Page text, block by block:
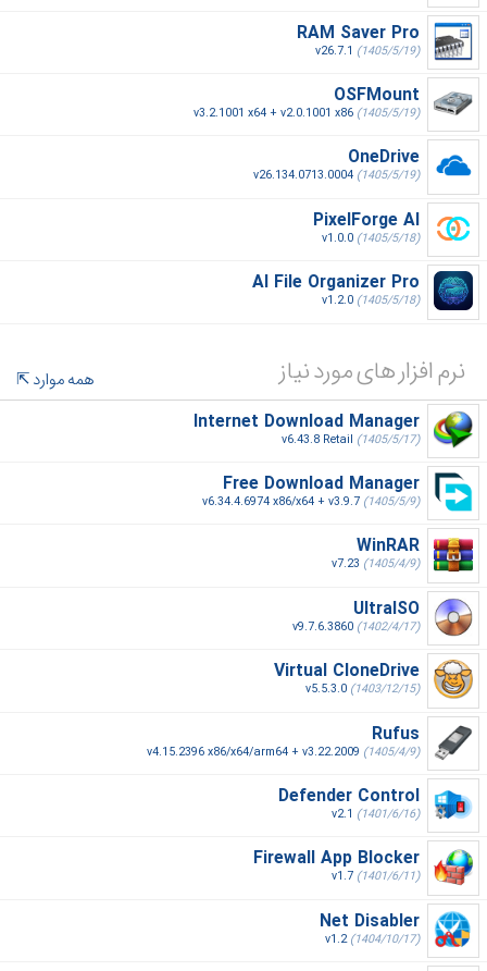
RAM Saver Pro
v26.7.1 (1405/5/19)
OSFMount
v3.2.1001 x64 + v2.0.1001 x86 (1405/5/19)
OneDrive
v26.134.0713.0004 (1405/5/19)
PixelForge AI
v1.0.0 (1405/5/18)
AI File Organizer Pro
v1.2.0 (1405/5/18)
نرم افزار های مورد نیاز
همه موارد
Internet Download Manager
v6.43.8 Retail (1405/5/17)
Free Download Manager
v6.34.4.6974 x86/x64 + v3.9.7 (1405/5/9)
WinRAR
v7.23 (1405/4/9)
UltraISO
v9.7.6.3860 (1402/4/17)
Virtual CloneDrive
v5.5.3.0 (1403/12/15)
Rufus
v4.15.2396 x86/x64/arm64 + v3.22.2009 (1405/4/9)
Defender Control
v2.1 (1401/6/16)
Firewall App Blocker
v1.7 (1401/6/11)
Net Disabler
v1.2(1404/10/17)